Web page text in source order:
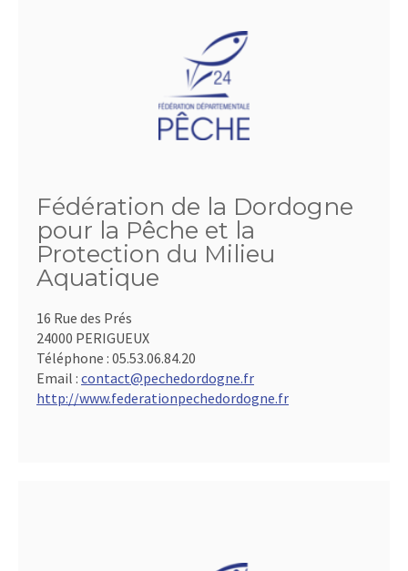
Fédération de la Dordogne
pour la Pêche et la
Protection du Milieu
Aquatique
16 Rue des Prés
24000 PERIGUEUX
Téléphone : 05.53.06.84.20
Email : contact@pechedordogne.fr
http://www.federationpechedordogne.fr